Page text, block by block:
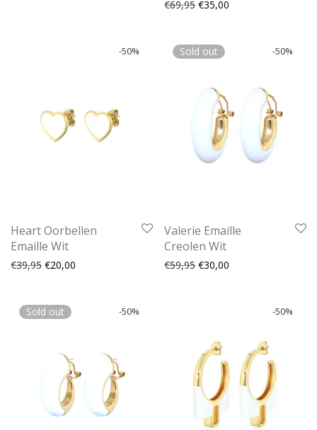
€69,95 Oorspronkelijke prijs
€35,00
-50%
Heart Oorbellen
Emaille Wit
€39,95 Oorspronkelijke prijs was: €39,95.
€20,00 Huidige prijs is: €20,00.
-50%
Sold out
Valerie Emaille
Creolen Wit
€59,95 Oorspronkelijke prijs
€30,00
-50%
Sold out -50%